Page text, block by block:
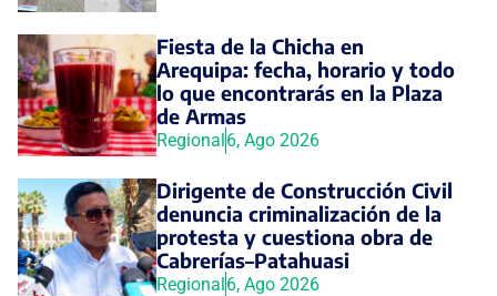
Fiesta de la Chicha en
Arequipa: fecha, horario y todo
lo que encontrarás en la Plaza
de Armas
Regional6, Ago 2026
Dirigente de Construcción Civil
denuncia criminalización de la
protesta y cuestiona obra de
Cabrerías–Patahuasi
Regional6, Ago 2026